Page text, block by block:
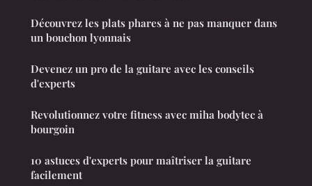
Découvrez les plats phares à ne pas manquer dans
un bouchon lyonnais
Devenez un pro de la guitare avec les conseils
d'experts
Revolutionnez votre fitness avec miha bodytec à
bourgoin
10 astuces d'experts pour maîtriser la guitare
facilement